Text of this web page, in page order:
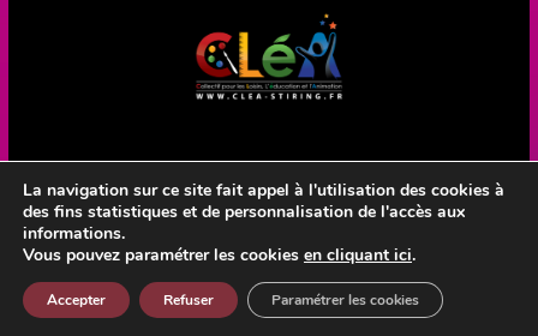
Réalisation Frédéric Amella - CLéA Stiring-Wendel - Hébergé
en France par OVH
La navigation sur ce site fait appel à l'utilisation des cookies à
des fins statistiques et de personnalisation de l'accès aux
informations.
Vous pouvez paramétrer les cookies en cliquant ici.
Accepter Refuser Paramétrer les cookies